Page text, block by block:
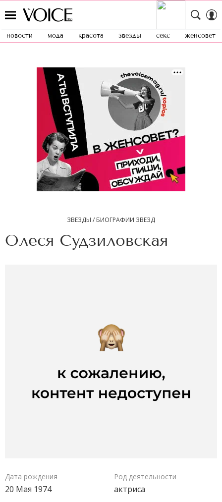
новости мода красота звезды секс женсовет
ЗВЕЗДЫ / БИОГРАФИИ ЗВЕЗД
Олеся Судзиловская
Дата рождения
20 Мая 1974
Род деятельности
актриса